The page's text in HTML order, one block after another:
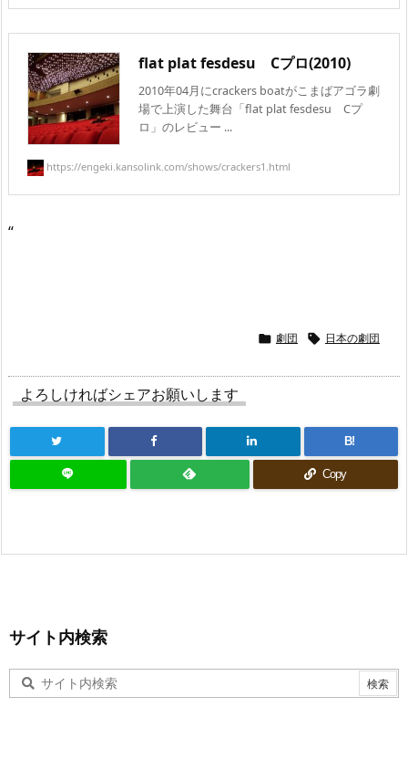
flat plat fesdesu Cプロ(2010)
2010年04月にcrackers boatがこまばアゴラ劇
場で上演した舞台「flat plat fesdesu Cプ
ロ」のレビュー ...
https://engeki.kansolink.com/shows/crackers1.html
“
 劇団  日本の劇団
よろしければシェアお願いします
B!
Copy
サイト内検索